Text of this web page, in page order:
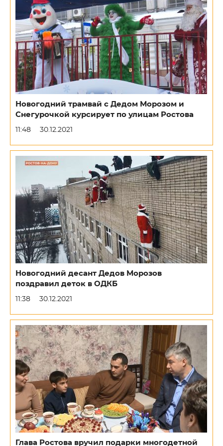
Новогодний трамвай с Дедом Морозом и
Снегурочкой курсирует по улицам Ростова
11:48 30.12.2021
Новогодний десант Дедов Морозов
поздравил деток в ОДКБ
11:38 30.12.2021
Глава Ростова вручил подарки многодетной